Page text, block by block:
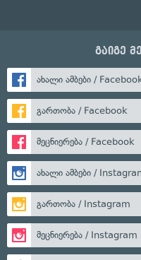
გაიგე
ახალი ამბები /
გართობა / Facebook
მეცნიერება / Facebook
ახალი ამბები /
გართობა / Instagram
მეცნიერება / Instagram